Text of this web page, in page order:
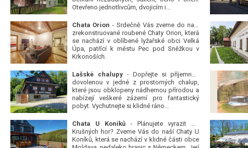
Otevřeno jednotlivcům, dvojicím i...
Chata Orion - Srdečně Vás zveme do naší
zrekonstruované roubené Chaty Orion, která
se nachází v oblíbené lyžařské obci Velká
Úpa, patřící k městu Pec pod Sněžkou v
Krkonoších.
Lašské chalupy- Dopřejte si příjemnou
dovolenou v jedné z prostorných chalup,
které jsou obklopeny nádhernou přírodou a
nabízejí veškeré zázemí pro fantastický
pobyt. Vychutnejte si klidné ráno...
Chata U Koníků- Plánujete vyrazit do
Krušných hor? Zveme Vás do naší Chaty U
Koníků, která se nachází v klidné části obce